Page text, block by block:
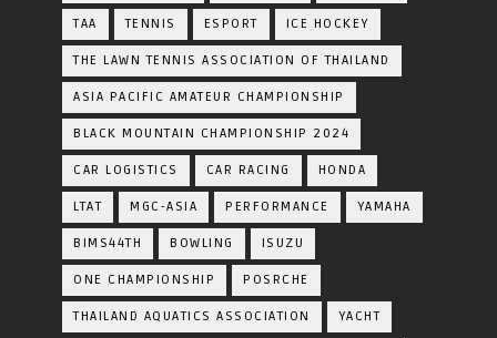
TAA TENNIS ESPORT ICE HOCKEY
THE LAWN TENNIS ASSOCIATION OF THAILAND
ASIA PACIFIC AMATEUR CHAMPIONSHIP
BLACK MOUNTAIN CHAMPIONSHIP 2024
CAR LOGISTICS CAR RACING HONDA
LTAT MGC-ASIA PERFORMANCE YAMAHA
BIMS44TH BOWLING ISUZU
ONE CHAMPIONSHIP POSRCHE
THAILAND AQUATICS ASSOCIATION YACHT